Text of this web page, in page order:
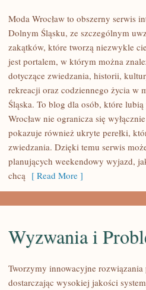
GŁOGÓW
Moda Wrocław to obszerny serwis
Dolnym Śląsku, ze szczególnym
zakątków, które tworzą niezwykle
jest portalem, w którym można
dotyczące zwiedzania, historii,
rekreacji oraz codziennego życia w
Śląska. To blog dla osób, które
Wrocław nie ogranicza się
pokazuje również ukryte perełki,
zwiedzania. Dzięki temu serwis
planujących weekendowy wyjazd,
chcą [ Read More ]
Wyzwania i
Tworzymy innowacyjne rozwiązania
dostarczając wysokiej jakości